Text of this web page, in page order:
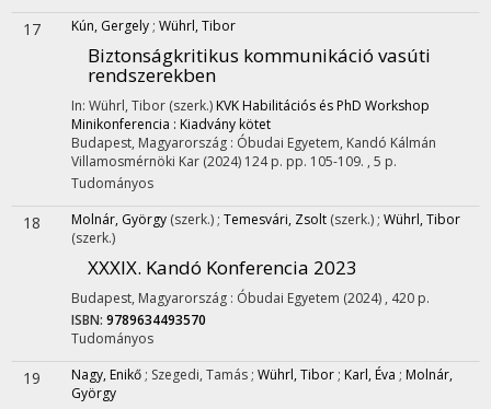
17 Kún, Gergely ; Wührl, Tibor
Biztonságkritikus kommunikáció vasúti
rendszerekben
In: Wührl, Tibor (szerk.) KVK Habilitációs és PhD Workshop
Minikonferencia : Kiadvány kötet
Budapest, Magyarország : Óbudai Egyetem, Kandó Kálmán
Villamosmérnöki Kar (2024) 124 p. pp. 105-109. , 5 p.
Tudományos
18 Molnár, György (szerk.) ; Temesvári, Zsolt (szerk.) ; Wührl, Tibor
(szerk.)
XXXIX. Kandó Konferencia 2023
Budapest, Magyarország : Óbudai Egyetem (2024) , 420 p.
ISBN: 9789634493570
Tudományos
19 Nagy, Enikő ; Szegedi, Tamás ; Wührl, Tibor ; Karl, Éva ; Molnár,
György